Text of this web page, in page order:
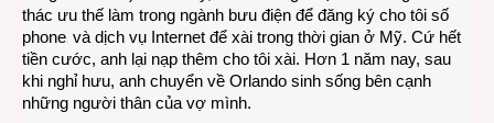
thác ưu thế làm trong ngành bưu điện để đăng ký cho tôi số
phone và dịch vụ Internet để xài trong thời gian ở Mỹ. Cứ hết
tiền cước, anh lại nạp thêm cho tôi xài. Hơn 1 năm nay, sau
khi nghỉ hưu, anh chuyển về Orlando sinh sống bên cạnh
những người thân của vợ mình.